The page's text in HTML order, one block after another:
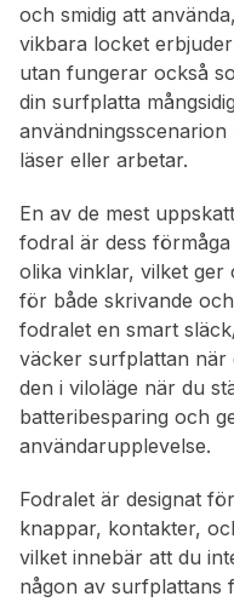
och smidig att
vikbara locket
utan fungerar också
din surfplatta
läser eller arbetar.
En av de mest
fodral är dess
olika vinklar, vilket
för både skrivande
fodralet en smart
väcker surfplattan
den i viloläge när du
batteribesparing och
användarupplevelse.
Fodralet är designat
knappar, kontakter,
vilket innebär att du
någon av surfplattans